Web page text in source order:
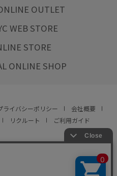
OUTLET
WEB STORE
STORE
ONLINE SHOP
ライバシーポリシー
会社概要
リクルート ご利用ガイド
RESERVED.